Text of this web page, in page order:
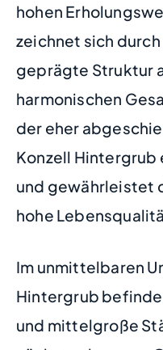
hohen
zeichnet sich
geprägte Struktur
harmonischen
der eher
Konzell
und gewährleistet
hohe
Im unmittelbaren
Hintergrub
und mittelgroße